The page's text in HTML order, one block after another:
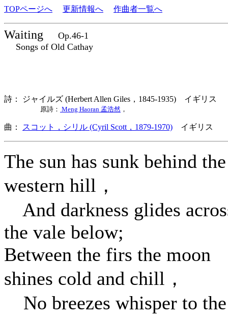
TOPページへ 更新情報へ 作曲者一覧へ
Waiting
Op.46-1
Songs of Old Cathay
詩： ジャイルズ (Herbert Allen Giles，1845-1935) イギリス
原詩： Meng Haoran 孟浩然 ，
曲： スコット，シリル (Cyril Scott，1879-1970) イギリス
The sun has sunk behind the
western hill，
And darkness glides
the vale below;
Between the firs the moon
shines cold and chill，
No breezes whisper to the